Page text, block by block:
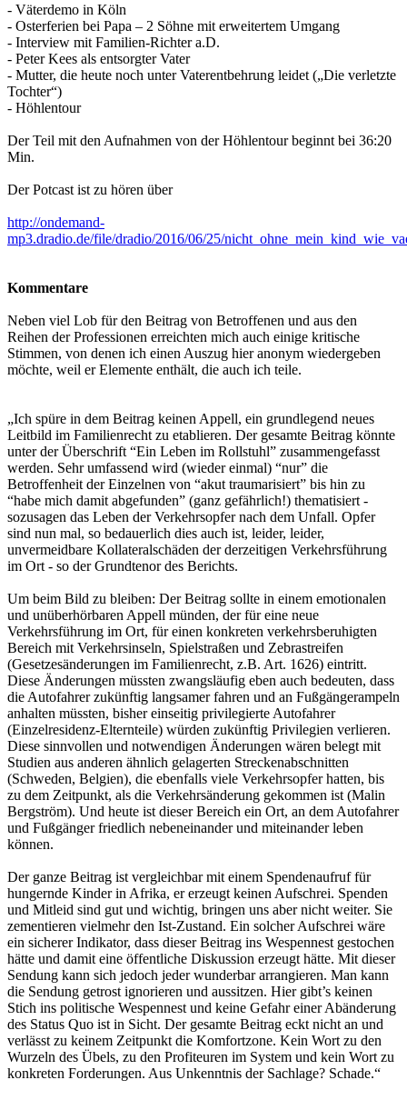
- Väterdemo in Köln
- Osterferien bei Papa – 2 Söhne mit erweitertem Umgang
- Interview mit Familien-Richter a.D.
- Peter Kees als entsorgter Vater
- Mutter, die heute noch unter Vaterentbehrung leidet („Die verletzte
Tochter“)
- Höhlentour
Der Teil mit den Aufnahmen von der Höhlentour beginnt bei 36:20
Min.
Der Potcast ist zu hören über
http://ondemand-
mp3.dradio.de/file/dradio/2016/06/25/
Kommentare
Neben viel Lob für den Beitrag von Betroffenen und aus den
Reihen der Professionen erreichten mich auch einige kritische
Stimmen, von denen ich einen Auszug hier anonym wiedergeben
möchte, weil er Elemente enthält, die auch ich teile.
„Ich spüre in dem Beitrag keinen Appell, ein grundlegend neues
Leitbild im Familienrecht zu etablieren. Der gesamte Beitrag könnte
unter der Überschrift “Ein Leben im Rollstuhl” zusammengefasst
werden. Sehr umfassend wird (wieder einmal) “nur” die
Betroffenheit der Einzelnen von “akut traumarisiert” bis hin zu
“habe mich damit abgefunden” (ganz gefährlich!) thematisiert -
sozusagen das Leben der Verkehrsopfer nach dem Unfall. Opfer
sind nun mal, so bedauerlich dies auch ist, leider, leider,
unvermeidbare Kollateralschäden der derzeitigen Verkehrsführung
im Ort - so der Grundtenor des Berichts.
Um beim Bild zu bleiben: Der Beitrag sollte in einem emotionalen
und unüberhörbaren Appell münden, der für eine neue
Verkehrsführung im Ort, für einen konkreten verkehrsberuhigten
Bereich mit Verkehrsinseln, Spielstraßen und Zebrastreifen
(Gesetzesänderungen im Familienrecht, z.B. Art. 1626) eintritt.
Diese Änderungen müssten zwangsläufig eben auch bedeuten, dass
die Autofahrer zukünftig langsamer fahren und an Fußgängerampeln
anhalten müssten, bisher einseitig privilegierte Autofahrer
(Einzelresidenz-Elternteile) würden zukünftig Privilegien verlieren.
Diese sinnvollen und notwendigen Änderungen wären belegt mit
Studien aus anderen ähnlich gelagerten Streckenabschnitten
(Schweden, Belgien), die ebenfalls viele Verkehrsopfer hatten, bis
zu dem Zeitpunkt, als die Verkehrsänderung gekommen ist (Malin
Bergström). Und heute ist dieser Bereich ein Ort, an dem Autofahrer
und Fußgänger friedlich nebeneinander und miteinander leben
können.
Der ganze Beitrag ist vergleichbar mit einem Spendenaufruf für
hungernde Kinder in Afrika, er erzeugt keinen Aufschrei. Spenden
und Mitleid sind gut und wichtig, bringen uns aber nicht weiter. Sie
zementieren vielmehr den Ist-Zustand. Ein solcher Aufschrei wäre
ein sicherer Indikator, dass dieser Beitrag ins Wespennest gestochen
hätte und damit eine öffentliche Diskussion erzeugt hätte. Mit dieser
Sendung kann sich jedoch jeder wunderbar arrangieren. Man kann
die Sendung getrost ignorieren und aussitzen. Hier gibt’s keinen
Stich ins politische Wespennest und keine Gefahr einer Abänderung
des Status Quo ist in Sicht. Der gesamte Beitrag eckt nicht an und
verlässt zu keinem Zeitpunkt die Komfortzone. Kein Wort zu den
Wurzeln des Übels, zu den Profiteuren im System und kein Wort zu
konkreten Forderungen. Aus Unkenntnis der Sachlage? Schade.“